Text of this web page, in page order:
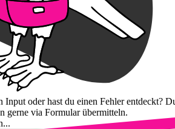
Input oder hast du einen Fehler entdeckt?
gerne via Formular übermitteln.